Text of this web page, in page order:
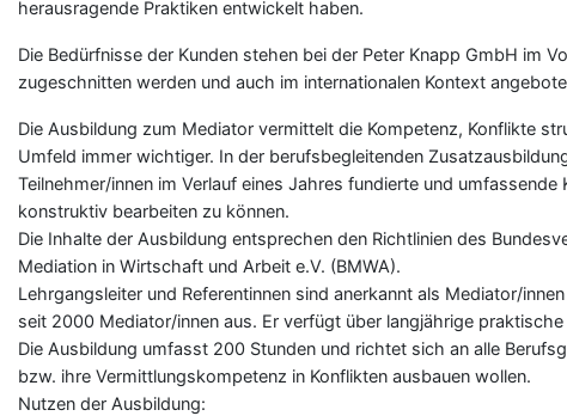
herausragende Praktiken entwickelt haben.
Die Bedürfnisse der Kunden stehen bei der Peter Knapp GmbH im
zugeschnitten werden und auch im internationalen Kontext
Die Ausbildung zum Mediator vermittelt die Kompetenz, Konflikte
Umfeld immer wichtiger. In der berufsbegleitenden
Teilnehmer/innen im Verlauf eines Jahres fundierte und
konstruktiv bearbeiten zu können.
Die Inhalte der Ausbildung entsprechen den Richtlinien des
Mediation in Wirtschaft und Arbeit e.V. (BMWA).
Lehrgangsleiter und Referentinnen sind anerkannt als Mediator/
seit 2000 Mediator/innen aus. Er verfügt über langjährige
Die Ausbildung umfasst 200 Stunden und richtet sich an alle
bzw. ihre Vermittlungskompetenz in Konflikten ausbauen wollen.
Nutzen der Ausbildung: